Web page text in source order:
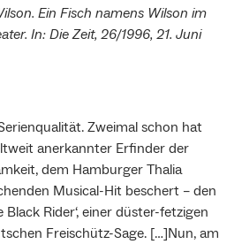
Ein Fisch namens Wilson im
In: Die Zeit, 26/1996, 21. Juni
Zweimal schon hat
anerkannter Erfinder der
dem Hamburger Thalia
Musical-Hit beschert – den
Rider‘, einer düster-fetzigen
Freischütz-Sage. […]Nun, am